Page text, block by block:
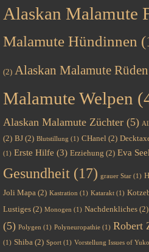
Alaskan Malamute
Malamute Hündinnen
(2) Alaskan Malamute Rüden
Malamute Welpen
Alaskan Malamute Züchter (5)
(2) BJ (2) Blutstillung (1) CHanel (2)
(1) Erste Hilfe (3) Erziehung (2) Eva
Gesundheit (17) grauer Star (1)
Joli Mapa (2) Kastration (1) Katarakt (1)
Lustiges (2) Monogen (1) Nachdenkliches (2)
(5) Polygen (1) Polyneuropathie (1) Robert
(1) Shiba (2) Sport (1) Vorstellung Issues of